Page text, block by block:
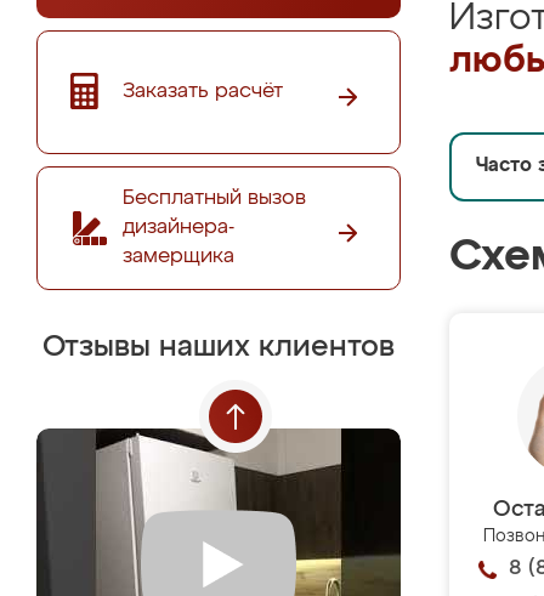
Заказать расчёт
Бесплатный вызов
дизайнера-
замерщика
Отзывы наших клиентов
Часто
8